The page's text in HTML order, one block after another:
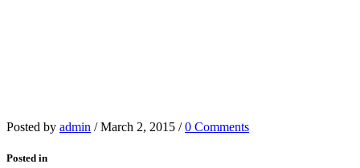
Posted by admin / March 2, 2015 / 0 Comments
Posted in